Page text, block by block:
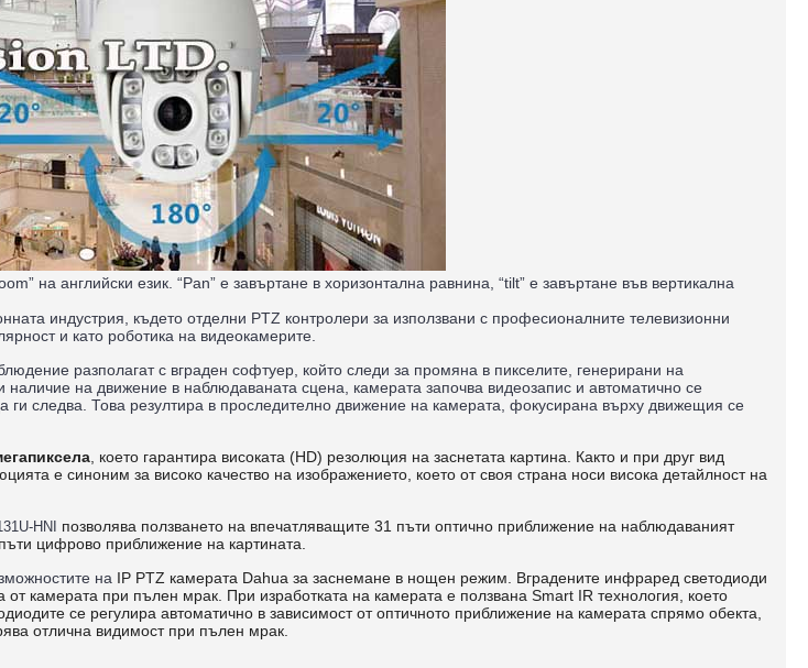
на английски език. “Pan” e завъртане в хоризонтална равнина, “tilt” е завъртане във вертикална
индустрия, където отделни PTZ контролери за използвани с професионалните телевизионни
и като роботика на видеокамерите.
разполагат с вграден софтуер, който следи за промяна в пикселите, генерирани на
наличие на движение в наблюдаваната сцена, камерата започва видеозапис и автоматично се
ги следва. Това резултира в проследително движение на камерата, фокусирана върху движещия се
, което гарантира високата (HD) резолюция на заснетата картина. Както и при друг вид
е синоним за високо качество на изображението, което от своя страна носи висока детайлност на
HNI
позволява ползването на впечатляващите 31 пъти оптично приближение на наблюдаваният
цифрово приближение на картината.
на IP PTZ камерата Dahua за заснемане в нощен режим. Вградените инфраред светодиоди
от камерата при пълен мрак. При изработката на камерата е ползвана Smart IR технология, което
се регулира автоматично в зависимост от оптичното приближение на камерата спрямо обекта,
отлична видимост при пълен мрак.